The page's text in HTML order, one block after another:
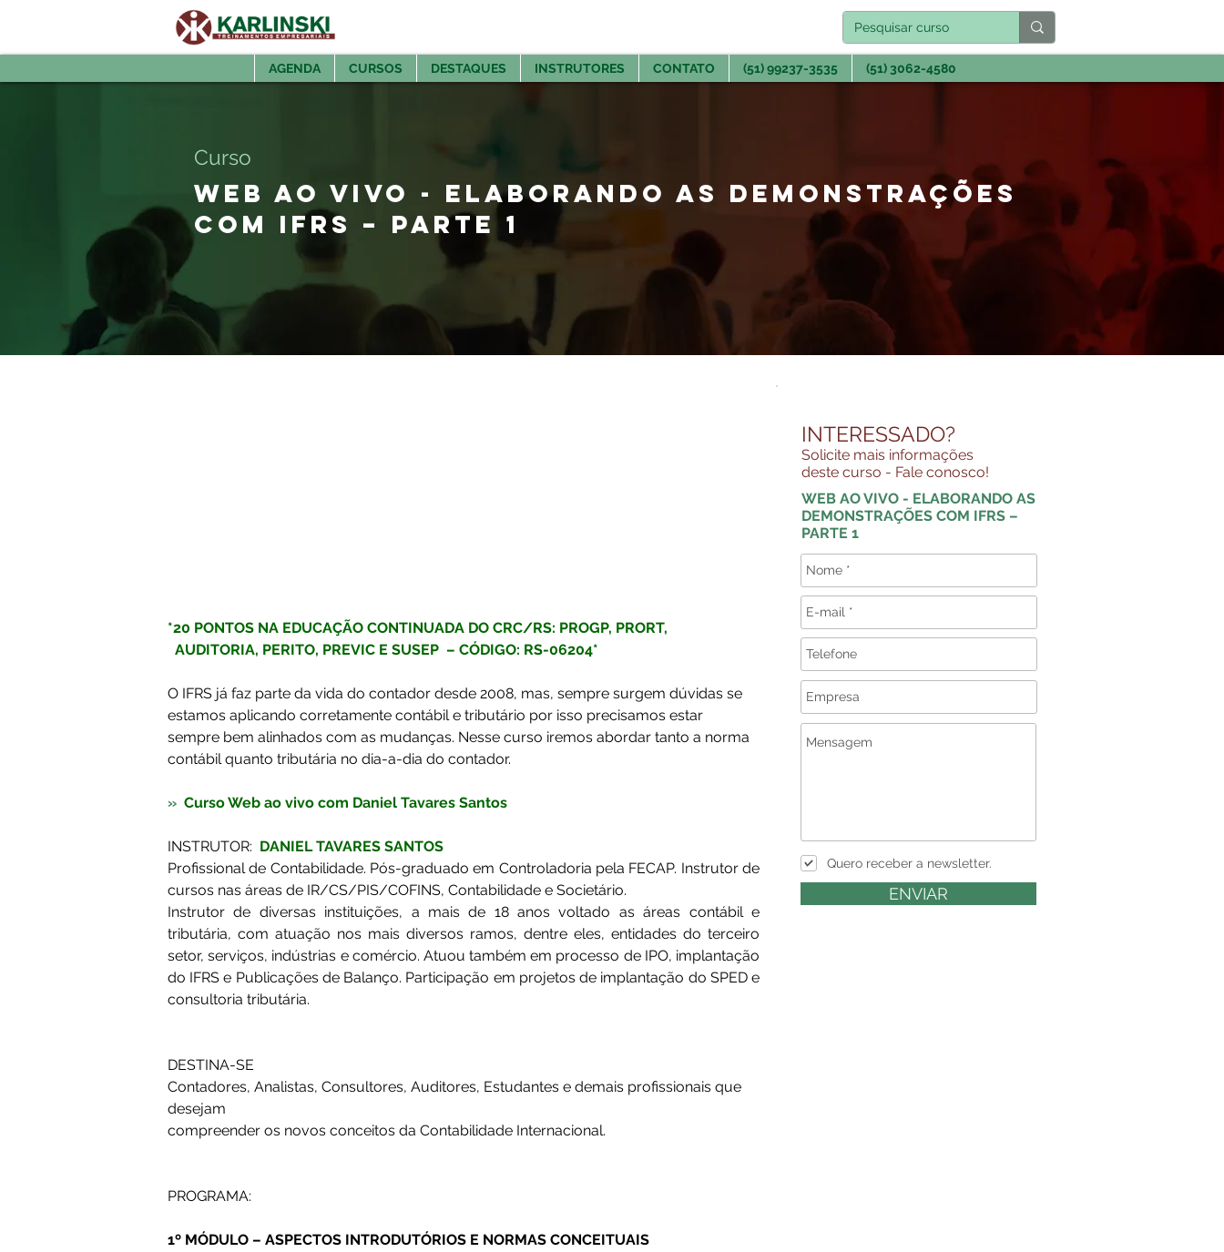
AGENDA CURSOS DESTAQUES INSTRUTORES CONTATO (51) 99237-3535 (51) 3062-4580
INTERESSADO?
Solicite mais informações
deste curso - Fale conosco!
WEB AO VIVO - ELABORANDO AS
DEMONSTRAÇÕES COM IFRS –
PARTE 1
Quero receber a newsletter.
ENVIAR
Curso
WEB AO VIVO - ELABORANDO AS DEMONSTRAÇÕES
COM IFRS – PARTE 1
*20 PONTOS NA EDUCAÇÃO CONTINUADA DO CRC/RS: PROGP, PRORT,
  AUDITORIA, PERITO, PREVIC E SUSEP  – CÓDIGO: RS-06204*
O IFRS já faz parte da vida do contador desde 2008, mas, sempre surgem dúvidas se
estamos aplicando corretamente contábil e tributário por isso precisamos estar
sempre bem alinhados com as mudanças. Nesse curso iremos abordar tanto a norma
contábil quanto tributária no dia-a-dia do contador.
» Curso Web ao vivo com Daniel Tavares Santos
INSTRUTOR: DANIEL TAVARES SANTOS
Profissional de Contabilidade. Pós-graduado em Controladoria pela FECAP. Instrutor de
cursos nas áreas de IR/CS/PIS/COFINS, Contabilidade e Societário.
Instrutor de diversas instituições, a mais de 18 anos voltado as áreas contábil e
tributária, com atuação nos mais diversos ramos, dentre eles, entidades do terceiro
setor, serviços, indústrias e comércio. Atuou também em processo de IPO, implantação
do IFRS e Publicações de Balanço. Participação em projetos de implantação do SPED e
consultoria tributária.
DESTINA-SE
Contadores, Analistas, Consultores, Auditores, Estudantes e demais profissionais que
desejam
compreender os novos conceitos da Contabilidade Internacional.
PROGRAMA:
1º MÓDULO – ASPECTOS INTRODUTÓRIOS E NORMAS CONCEITUAIS